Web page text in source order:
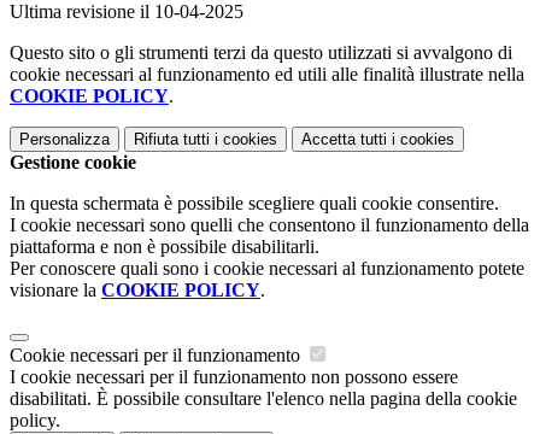
Ultima revisione il 10-04-2025
Questo sito o gli strumenti terzi da questo utilizzati si avvalgono di
cookie necessari al funzionamento ed utili alle finalità illustrate nella
COOKIE POLICY.
Personalizza Rifiuta tutti i cookies Accetta tutti i cookies
Gestione cookie
In questa schermata è possibile scegliere quali cookie consentire.
I cookie necessari sono quelli che consentono il funzionamento della
piattaforma e non è possibile disabilitarli.
Per conoscere quali sono i cookie necessari al funzionamento potete
visionare la COOKIE POLICY.
Cookie necessari per il funzionamento
I cookie necessari per il funzionamento non possono essere
disabilitati. È possibile consultare l'elenco nella pagina della cookie
policy.